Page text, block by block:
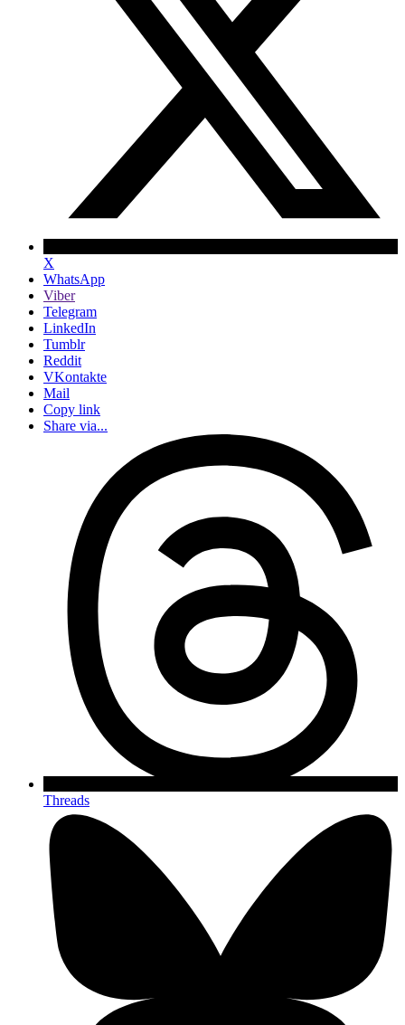
X
WhatsApp
Viber
Telegram
LinkedIn
Tumblr
Reddit
VKontakte
Mail
Copy link
Share via...
Threads